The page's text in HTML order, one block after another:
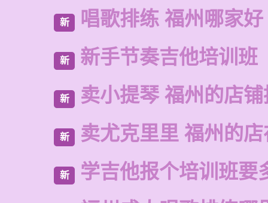
新 唱歌排练 福州哪家好
新 新手节奏吉他培训班
新 卖小提琴 福州的店
新 卖尤克里里 福州的
新 学吉他报个培训班要